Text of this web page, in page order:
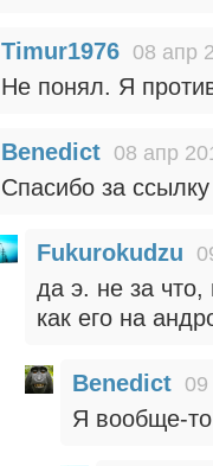
Timur1976 08 апр
Не понял. Я
Benedict 08 апр
Спасибо за
Fukurokudzu
да э. не за что,
как его на
Benedict
Я вообще-